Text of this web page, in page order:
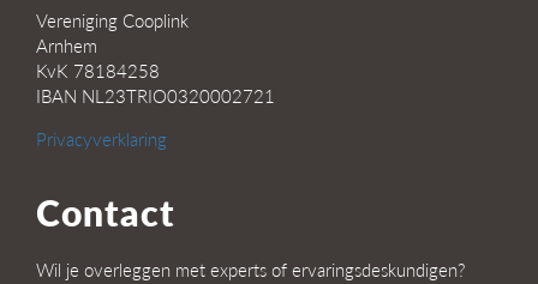
Vereniging Cooplink
Arnhem
KvK 78184258
IBAN NL23TRIO0320002721
Privacyverklaring
Contact
Wil je overleggen met experts of ervaringsdeskundigen?